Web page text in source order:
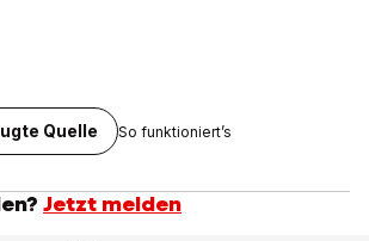
Quelle So funktioniert’s
Jetzt melden